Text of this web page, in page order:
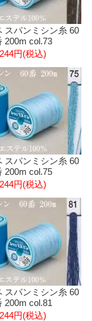
スパンミシン糸 60
200m col.73
244円(税込)
スパンミシン糸 60
200m col.75
244円(税込)
スパンミシン糸 60
200m col.81
244円(税込)